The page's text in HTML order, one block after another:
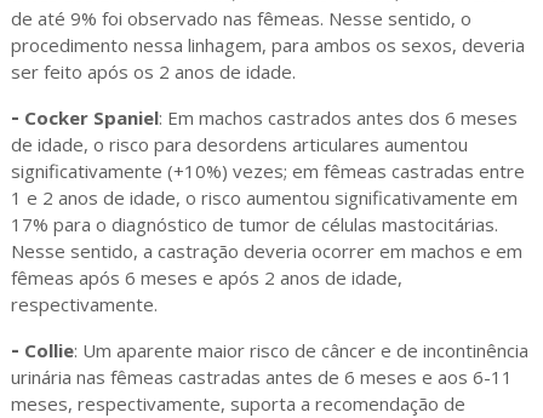
de até 9% foi observado nas fêmeas. Nesse sentido, o
procedimento nessa linhagem, para ambos os sexos, deveria
ser feito após os 2 anos de idade.
- Cocker Spaniel: Em machos castrados antes dos 6 meses
de idade, o risco para desordens articulares aumentou
significativamente (+10%) vezes; em fêmeas castradas entre
1 e 2 anos de idade, o risco aumentou significativamente em
17% para o diagnóstico de tumor de células mastocitárias.
Nesse sentido, a castração deveria ocorrer em machos e em
fêmeas após 6 meses e após 2 anos de idade,
respectivamente.
- Collie: Um aparente maior risco de câncer e de incontinência
urinária nas fêmeas castradas antes de 6 meses e aos 6-11
meses, respectivamente, suporta a recomendação de